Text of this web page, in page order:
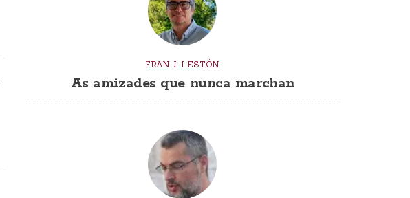
FRAN J. LESTÓN
As amizades que nunca marchan